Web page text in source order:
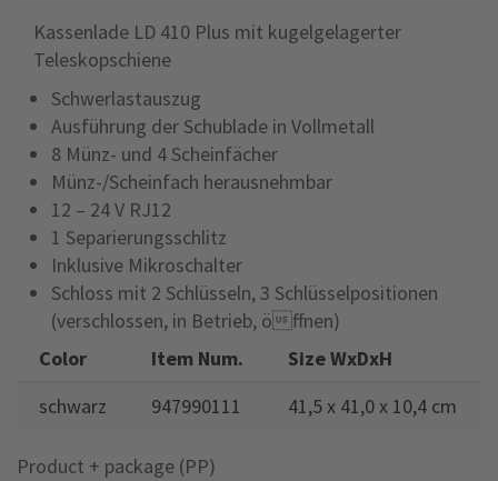
Kassenlade LD 410 Plus mit kugelgelagerter
Teleskopschiene
Schwerlastauszug
Ausführung der Schublade in Vollmetall
8 Münz- und 4 Scheinfächer
Münz-/Scheinfach herausnehmbar
12 – 24 V RJ12
1 Separierungsschlitz
Inklusive Mikroschalter
Schloss mit 2 Schlüsseln, 3 Schlüsselpositionen
(verschlossen, in Betrieb, öffnen)
Color
Item Num.
Size WxDxH
schwarz
947990111 41,5 x 41,0 x 10,4 cm
Product + package (PP)